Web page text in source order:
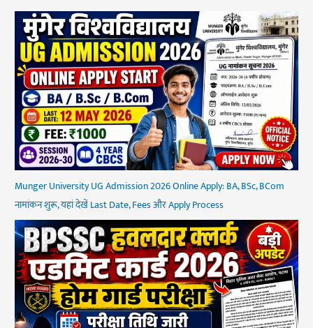
Munger University UG Admission 2026 Online Apply: BA, BSc, BCom
नामांकन शुरू, यहां देखें Last Date, Fees और Apply Process